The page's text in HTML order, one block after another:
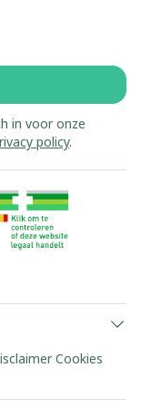
in voor onze
policy.
Cookies